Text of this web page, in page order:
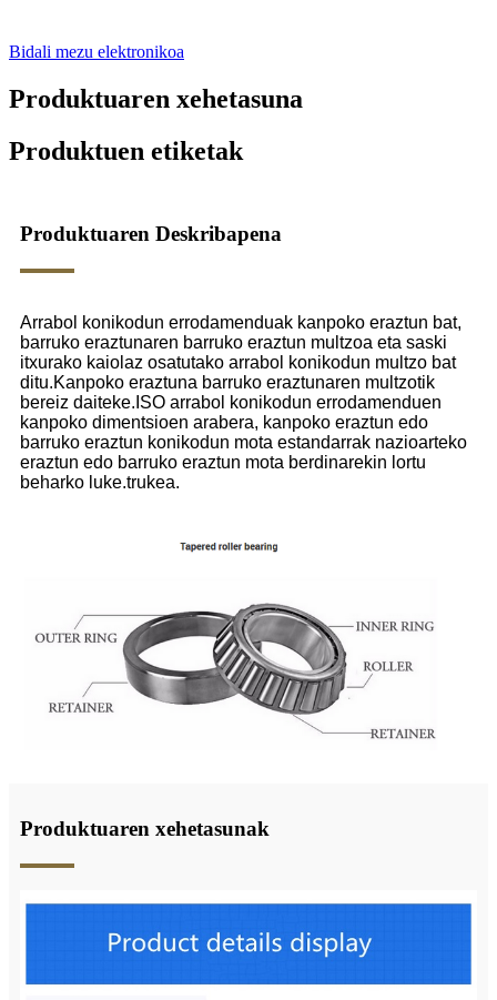
Bidali mezu elektronikoa
Produktuaren xehetasuna
Produktuen etiketak
Produktuaren Deskribapena
Arrabol konikodun errodamenduak kanpoko eraztun bat,
barruko eraztunaren barruko eraztun multzoa eta saski
itxurako kaiolaz osatutako arrabol konikodun multzo bat
ditu.Kanpoko eraztuna barruko eraztunaren multzotik
bereiz daiteke.ISO arrabol konikodun errodamenduen
kanpoko dimentsioen arabera, kanpoko eraztun edo
barruko eraztun konikodun mota estandarrak nazioarteko
eraztun edo barruko eraztun mota berdinarekin lortu
beharko luke.trukea.
Produktuaren xehetasunak